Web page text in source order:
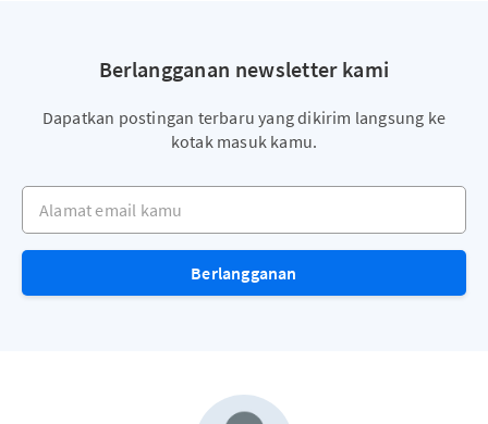
Berlangganan newsletter kami
Dapatkan postingan terbaru yang dikirim langsung ke
kotak masuk kamu.
Alamat email kamu
Berlangganan